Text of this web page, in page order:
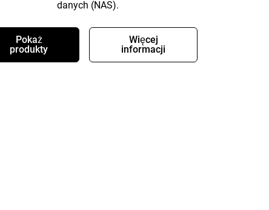
danych (NAS).
Pokaż
produkty
Więcej
informacji